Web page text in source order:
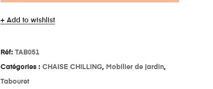
Add to wishlist
Réf: TAB051
Catégories : CHAISE CHILLING, Mobilier de jardin,
Tabouret